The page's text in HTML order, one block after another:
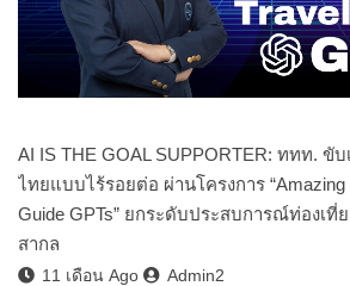
AI IS THE GOAL SUPPORTER: ททท. ขั
ไทยแบบไร้รอยต่อ ผ่านโครงการ “Amazing
Guide GPTs” ยกระดับประสบการณ์ท่องเที่
สากล
11 เดือน Ago
Admin2